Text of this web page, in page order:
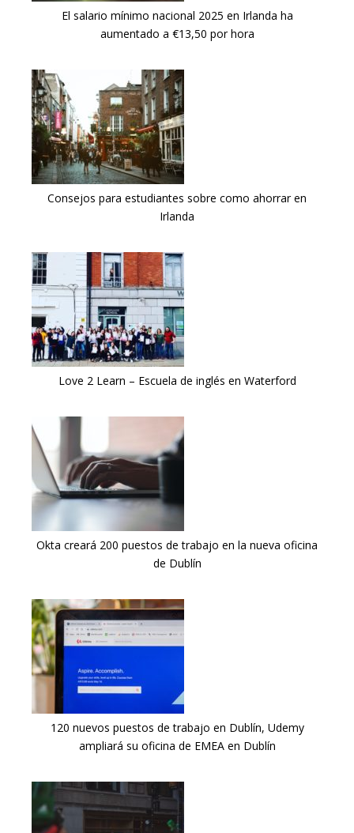
El salario mínimo nacional 2025 en Irlanda ha
aumentado a €13,50 por hora
Consejos para estudiantes sobre como ahorrar en
Irlanda
Love 2 Learn – Escuela de inglés en Waterford
Okta creará 200 puestos de trabajo en la nueva oficina
de Dublín
120 nuevos puestos de trabajo en Dublín, Udemy
ampliará su oficina de EMEA en Dublín